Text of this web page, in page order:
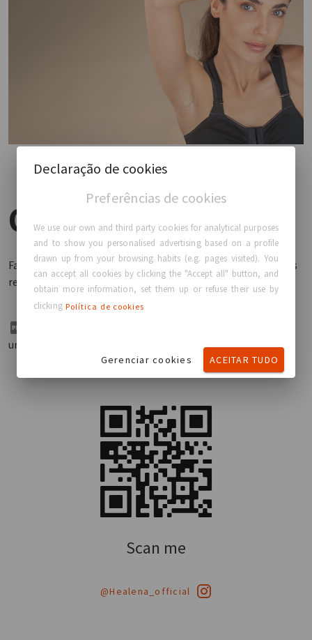
Quersaber mais?
Faça o download do folheto da Healena™ e descubra todos os
recursos
uma página para cirurgiões
Scan me
@Healena_official
Declaração de cookies
Preferências de cookies
We use our own and third party cookies for analytical purposes
and to show you personalised advertising based on a profile
drawn up from your browsing habits (e.g. pages visited). You
can accept all cookies by clicking the "Accept all" button, and
obtain more information, set them up or refuse their use by
clicking Política de cookies
Gerenciar cookies ACEITAR TUDO